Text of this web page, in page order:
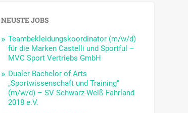
NEUSTE JOBS
Teambekleidungskoordinator (m/w/d)
für die Marken Castelli und Sportful –
MVC Sport Vertriebs GmbH
Dualer Bachelor of Arts
„Sportwissenschaft und Training“
(m/w/d) – SV Schwarz-Weiß Fahrland
2018 e.V.